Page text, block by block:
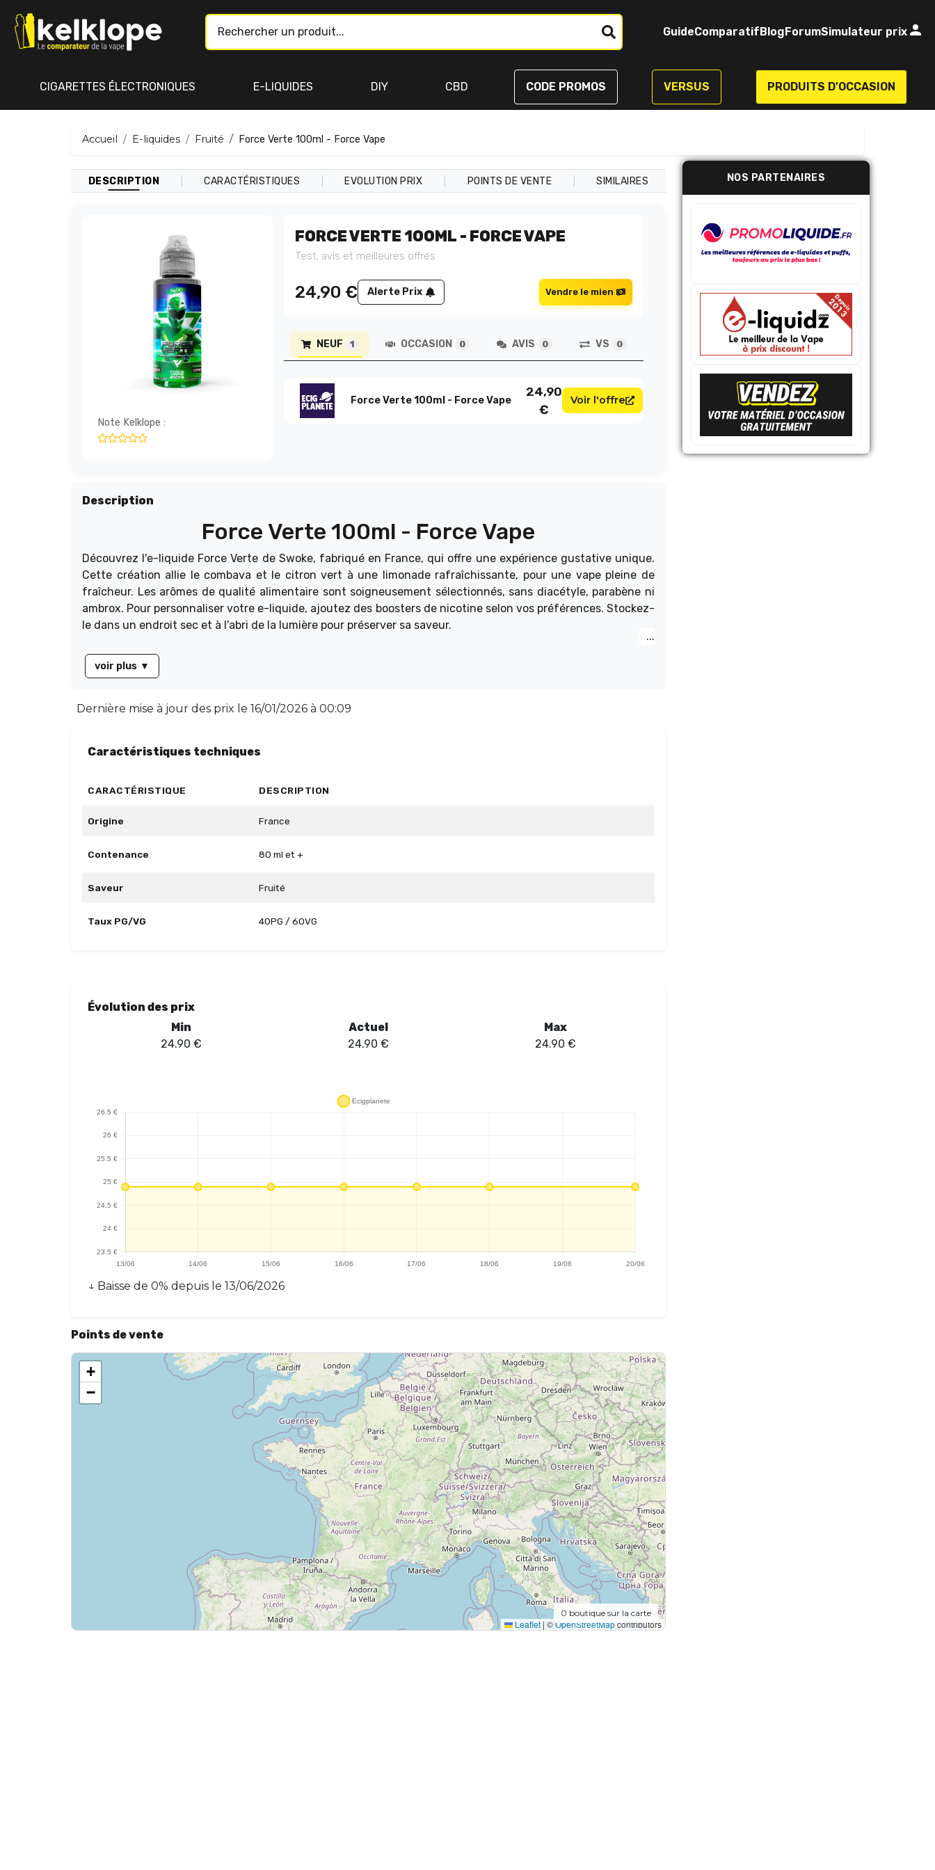
GuideComparatifBlogForumSimulateur prix
CIGARETTES ÉLECTRONIQUES E-LIQUIDES DIY CBD CODE PROMOS VERSUS PRODUITS D'OCCASION
Accueil E-liquides Fruité Force Verte 100ml - Force Vape
DESCRIPTION CARACTÉRISTIQUES EVOLUTION PRIX POINTS DE VENTE SIMILAIRES
Note Kelklope :
FORCE VERTE 100ML - FORCE VAPE
Test, avis et meilleures offres
24,90 € Alerte Prix Vendre le mien
NEUF 1 OCCASION 0 AVIS 0 VS 0
Force Verte 100ml - Force Vape
24,90
€
Voir l'offre
Description
Force Verte 100ml - Force Vape
Découvrez l'e-liquide Force Verte de Swoke, fabriqué en France, qui offre une expérience gustative unique.
Cette création allie le combava et le citron vert à une limonade rafraîchissante, pour une vape pleine de
fraîcheur. Les arômes de qualité alimentaire sont soigneusement sélectionnés, sans diacétyle, parabène ni
ambrox. Pour personnaliser votre e-liquide, ajoutez des boosters de nicotine selon vos préférences. Stockez-
le dans un endroit sec et à l'abri de la lumière pour préserver sa saveur.
voir plus ▼
Dernière mise à jour des prix le 16/01/2026 à 00:09
Caractéristiques techniques
CARACTÉRISTIQUE DESCRIPTION
Origine France
Contenance 80 ml et +
Saveur Fruité
Taux PG/VG 40PG / 60VG
Évolution des prix
Min
24.90 €
Actuel
24.90 €
Max
24.90 €
↓ Baisse de 0% depuis le 13/06/2026
Points de vente
+
−
Leaflet | ©OpenStreetMapcontributors
0 boutique sur la carte
NOS PARTENAIRES